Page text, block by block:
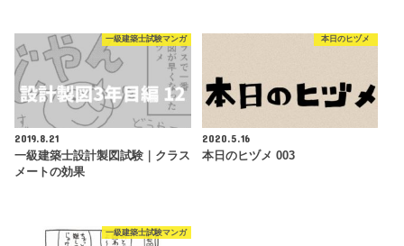
一級建築士試験マンガ
2019.8.21
一級建築士設計製図試験｜クラス
メートの効果
本日のヒヅメ
2020.5.16
本日のヒヅメ 003
一級建築士試験マンガ